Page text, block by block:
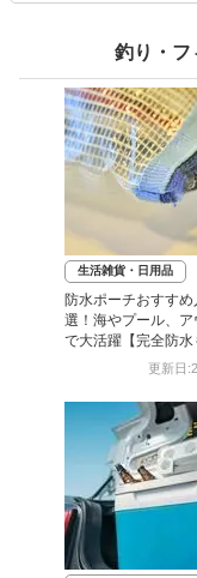
釣り・フ
生活雑貨・日用品
防水ポーチおすす
選！海やプール、ア
で大活躍【完全防水
更新日